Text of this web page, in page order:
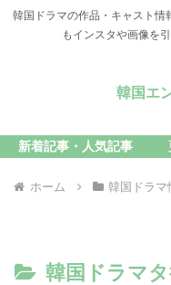
韓国ドラマの作品・キャスト情
もインスタや画像を
韓国エ
新着記事・人気記事
ホーム 韓国ドラマ
韓国ドラマ